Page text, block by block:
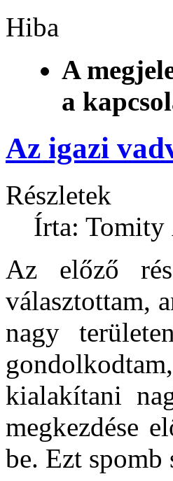
Hiba
A
a
Az igazi
Részletek
Írta: Tomity
Az előző
választottam,
nagy
kialakítani
megkezdése
be. Ezt spomb